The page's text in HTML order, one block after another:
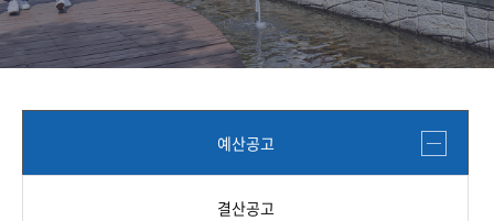
예산공고
결산공고